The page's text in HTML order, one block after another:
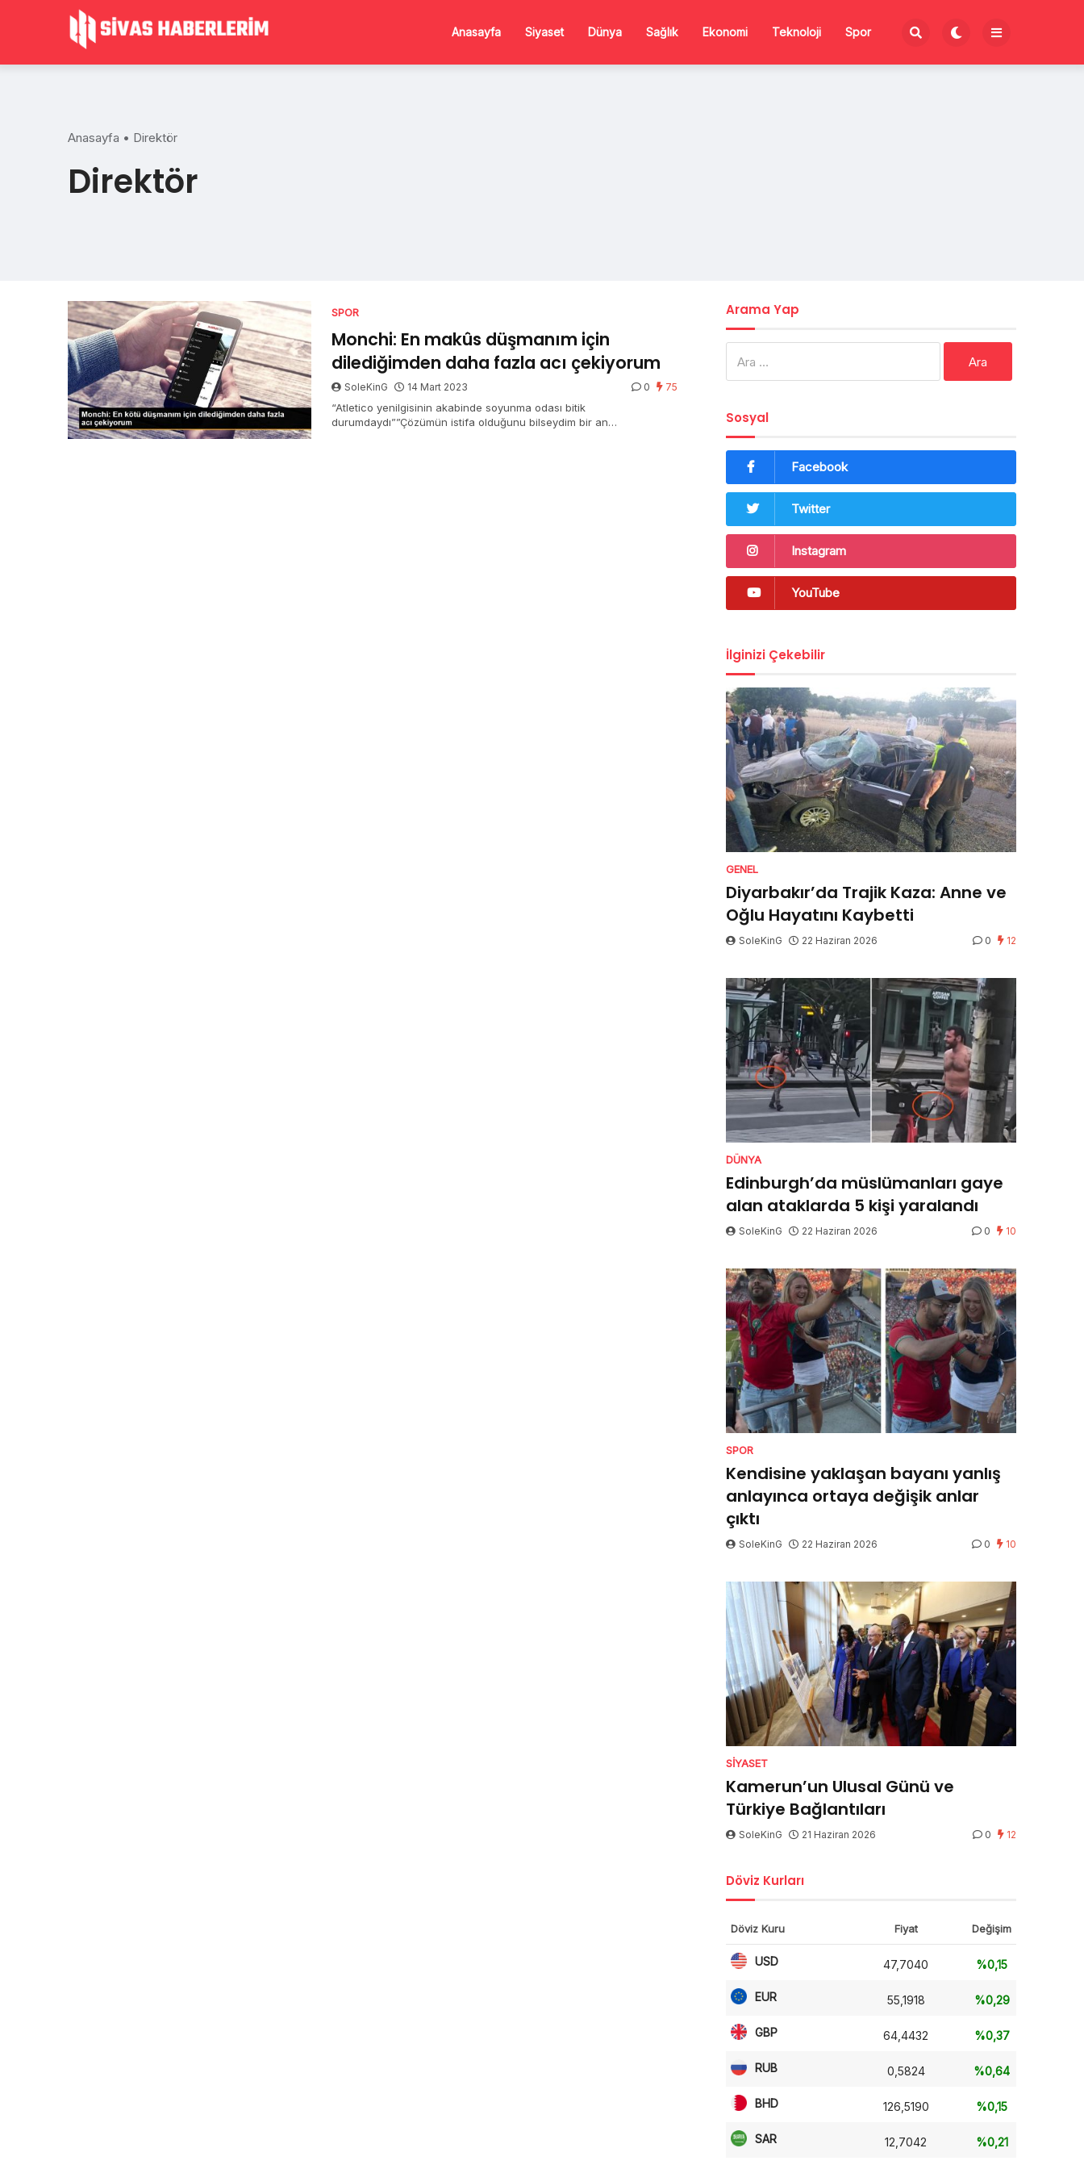
Anasayfa Siyaset Dünya Sağlık Ekonomi Teknoloji Spor
Anasayfa • Direktör
Direktör
SPOR
Monchi: En makûs düşmanım için
dilediğimden daha fazla acı çekiyorum
SoleKinG 14 Mart 2023 0 75
“Atletico yenilgisinin akabinde soyunma odası bitik
durumdaydı””Çözümün istifa olduğunu bilseydim bir an
Arama Yap
Sosyal
Facebook
Twitter
Instagram
YouTube
İlginizi Çekebilir
GENEL
Diyarbakır’da Trajik Kaza: Anne ve
Oğlu Hayatını Kaybetti
SoleKinG 22 Haziran 2026 0 12
DÜNYA
Edinburgh’da müslümanları gaye
alan ataklarda 5 kişi yaralandı
SoleKinG 22 Haziran 2026 0 10
SPOR
Kendisine yaklaşan bayanı yanlış
anlayınca ortaya değişik anlar
çıktı
SoleKinG 22 Haziran 2026 0 10
SIYASET
Kamerun’un Ulusal Günü ve
Türkiye Bağlantıları
SoleKinG 21 Haziran 2026 0 12
Döviz Kurları
Döviz Kuru Fiyat Değişim
USD 47,7040 %0,15
EUR 55,1918 %0,29
GBP 64,4432 %0,37
RUB 0,5824 %0,64
BHD 126,5190 %0,15
SAR 12,7042 %0,21